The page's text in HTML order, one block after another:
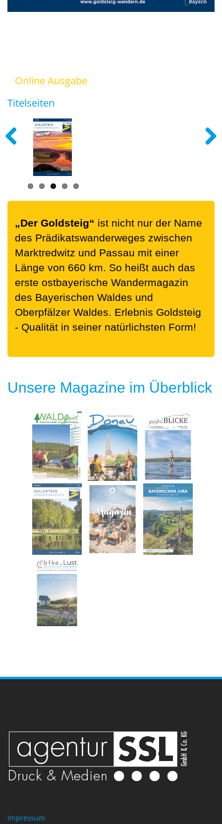
Online Ausgabe
Titelseiten
Previous
„Der Goldsteig“ ist nicht nur der Name
des Prädikatswanderweges zwischen
Marktredwitz und Passau mit einer
Länge von 660 km. So heißt auch das
erste ostbayerische Wandermagazin
des Bayerischen Waldes und
Oberpfälzer Waldes. Erlebnis Goldsteig
- Qualität in seiner natürlichsten Form!
Unsere Magazine im Überblick
Impressum